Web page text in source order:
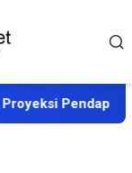
Pendapatan